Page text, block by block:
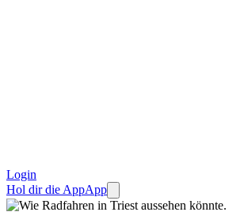
Login
Hol dir die AppApp